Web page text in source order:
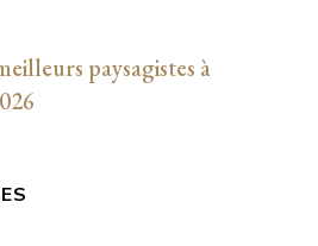
paysagistes à